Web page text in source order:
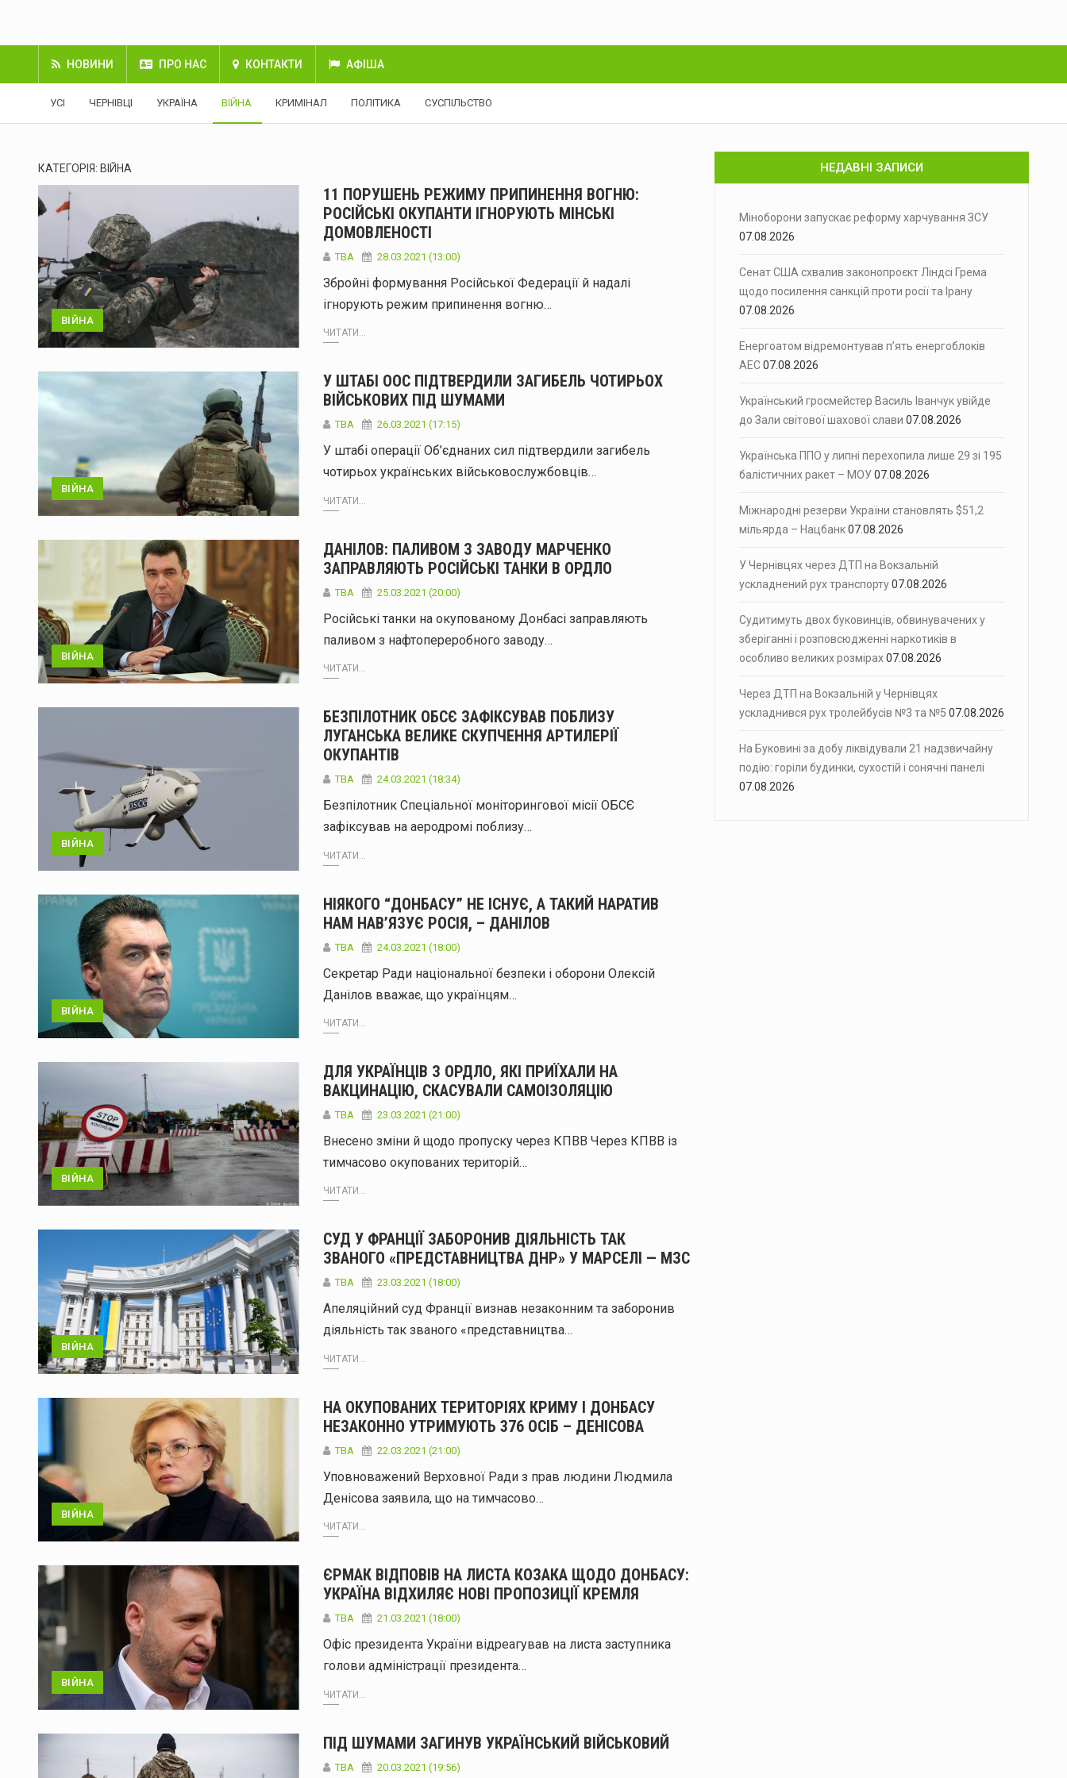
НОВИНИ ПРО НАС КОНТАКТИ АФІША
УСІ ЧЕРНІВЦІ УКРАЇНА ВІЙНА КРИМІНАЛ ПОЛІТИКА СУСПІЛЬСТВО
КАТЕГОРІЯ: ВІЙНА
ВІЙНА
11 ПОРУШЕНЬ РЕЖИМУ ПРИПИНЕННЯ ВОГНЮ:
РОСІЙСЬКІ ОКУПАНТИ ІГНОРУЮТЬ МІНСЬКІ
ДОМОВЛЕНОСТІ
TBA 28.03.2021 (13:00)
Збройні формування Російської Федерації й надалі
ігнорують режим припинення вогню…
ЧИТАТИ...
ВІЙНА
У ШТАБІ ООС ПІДТВЕРДИЛИ ЗАГИБЕЛЬ ЧОТИРЬОХ
ВІЙСЬКОВИХ ПІД ШУМАМИ
ТВА 26.03.2021 (17:15)
У штабі операції Об’єднаних сил підтвердили загибель
чотирьох українських військовослужбовців…
ЧИТАТИ...
ВІЙНА
ДАНІЛОВ: ПАЛИВОМ З ЗАВОДУ МАРЧЕНКО
ЗАПРАВЛЯЮТЬ РОСІЙСЬКІ ТАНКИ В ОРДЛО
ТВА 25.03.2021 (20:00)
Російські танки на окупованому Донбасі заправляють
паливом з нафтопереробного заводу…
ЧИТАТИ...
ВІЙНА
БЕЗПІЛОТНИК ОБСЄ ЗАФІКСУВАВ ПОБЛИЗУ
ЛУГАНСЬКА ВЕЛИКЕ СКУПЧЕННЯ АРТИЛЕРІЇ
ОКУПАНТІВ
ТВА 24.03.2021 (18:34)
Безпілотник Спеціальної моніторингової місії ОБСЄ
зафіксував на аеродромі поблизу…
ЧИТАТИ...
ВІЙНА
НІЯКОГО “ДОНБАСУ” НЕ ІСНУЄ, А ТАКИЙ НАРАТИВ
НАМ НАВ’ЯЗУЄ РОСІЯ, – ДАНІЛОВ
ТВА 24.03.2021 (18:00)
Секретар Ради національної безпеки і оборони Олексій
Данілов вважає, що українцям…
ЧИТАТИ...
ВІЙНА
ДЛЯ УКРАЇНЦІВ З ОРДЛО, ЯКІ ПРИЇХАЛИ НА
ВАКЦИНАЦІЮ, СКАСУВАЛИ САМОІЗОЛЯЦІЮ
ТВА 23.03.2021 (21:00)
Внесено зміни й щодо пропуску через КПВВ Через КПВВ із
тимчасово окупованих територій…
ЧИТАТИ...
ВІЙНА
СУД У ФРАНЦІЇ ЗАБОРОНИВ ДІЯЛЬНІСТЬ ТАК
ЗВАНОГО «ПРЕДСТАВНИЦТВА ДНР» У МАРСЕЛІ — МЗС
ТВА 23.03.2021 (18:00)
Апеляційний суд Франції визнав незаконним та заборонив
діяльність так званого «представництва…
ЧИТАТИ...
ВІЙНА
НА ОКУПОВАНИХ ТЕРИТОРІЯХ КРИМУ І ДОНБАСУ
НЕЗАКОННО УТРИМУЮТЬ 376 ОСІБ – ДЕНІСОВА
ТВА 22.03.2021 (21:00)
Уповноважений Верховної Ради з прав людини Людмила
Денісова заявила, що на тимчасово…
ЧИТАТИ...
ВІЙНА
ЄРМАК ВІДПОВІВ НА ЛИСТА КОЗАКА ЩОДО ДОНБАСУ:
УКРАЇНА ВІДХИЛЯЄ НОВІ ПРОПОЗИЦІЇ КРЕМЛЯ
ТВА 21.03.2021 (18:00)
Офіс президента України відреагував на листа заступника
голови адміністрації президента…
ЧИТАТИ...
ПІД ШУМАМИ ЗАГИНУВ УКРАЇНСЬКИЙ ВІЙСЬКОВИЙ
ТВА 20.03.2021 (19:56)
НЕДАВНІ ЗАПИСИ
Міноборони запускає реформу харчування ЗСУ
07.08.2026
Сенат США схвалив законопроєкт Ліндсі Грема
щодо посилення санкцій проти росії та Ірану
07.08.2026
Енергоатом відремонтував п’ять енергоблоків
АЕС07.08.2026
Український гросмейстер Василь Іванчук увійде
до Зали світової шахової слави 07.08.2026
Українська ППО у липні перехопила лише 29 зі 195
балістичних ракет – МОУ07.08.2026
Міжнародні резерви України становлять $51,2
мільярда – Нацбанк07.08.2026
У Чернівцях через ДТП на Вокзальній
ускладнений рух транспорту07.08.2026
Судитимуть двох буковинців, обвинувачених у
зберіганні і розповсюдженні наркотиків в
особливо великих розмірах07.08.2026
Через ДТП на Вокзальній у Чернівцях
ускладнився рух тролейбусів №3 та №5 07.08.2026
На Буковині за добу ліквідували 21 надзвичайну
подію: горіли будинки, сухостій і сонячні панелі
07.08.2026